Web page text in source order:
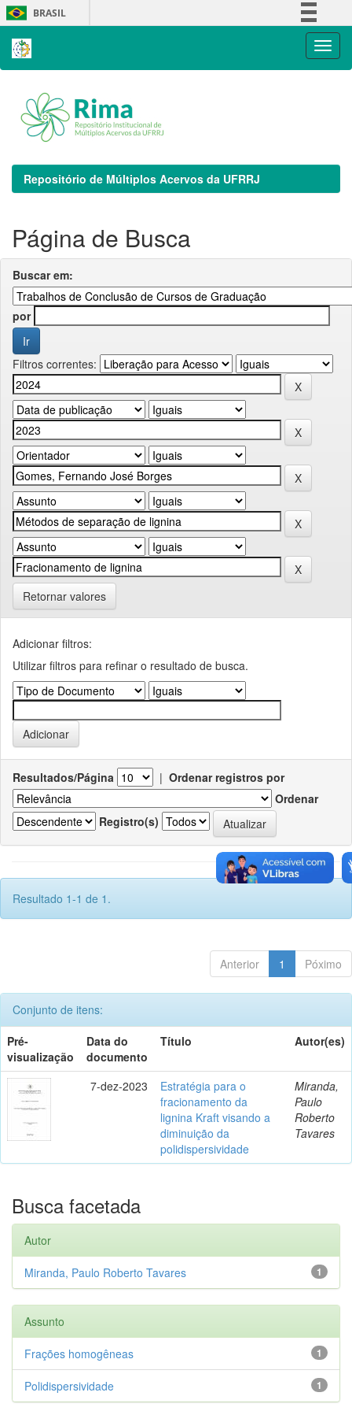
Skip
navigation
BRASIL
Repositório de Múltiplos Acervos da UFRRJ
Página de Busca
Buscar em:
por
Filtros correntes:
Retornar valores
Adicionar filtros:
Utilizar filtros para refinar o resultado de busca.
Resultados/Página | Ordenar registros por
Ordenar
Registro(s)
Resultado 1-1 de 1.
Anterior 1 Póximo
Conjunto de itens:
Pré-
visualização
Data do
documento
Título Autor(es)
7-dez-2023
Estratégia para o
fracionamento da
lignina Kraft visando a
diminuição da
polidispersividade
Miranda,
Paulo
Roberto
Tavares
Busca facetada
Autor
1
Miranda, Paulo Roberto Tavares
Assunto
1
Frações homogêneas
1
Polidispersividade